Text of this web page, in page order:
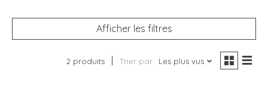
Afficher les filtres
2 produits Trier par Les plus vus